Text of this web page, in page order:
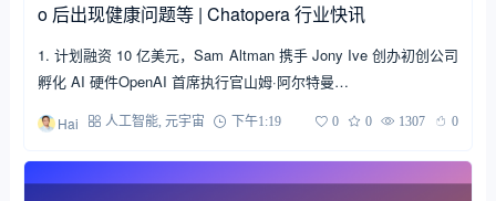
o 后出现健康问题等 | Chatopera 行业快讯
1. 计划融资 10 亿美元，Sam Altman 携手 Jony Ive 创办初创公司
孵化 AI 硬件OpenAI 首席执行官山姆·阿尔特曼…
Hai 人工智能, 元宇宙 下午1:19 0 0 1307 0